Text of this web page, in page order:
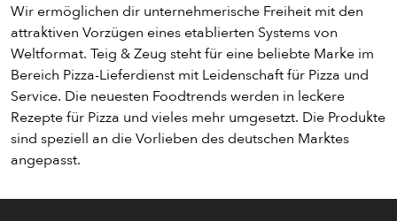
Wir ermöglichen dir unternehmerische Freiheit mit den
attraktiven Vorzügen eines etablierten Systems von
Weltformat. Teig & Zeug steht für eine beliebte Marke im
Bereich Pizza-Lieferdienst mit Leidenschaft für Pizza und
Service. Die neuesten Foodtrends werden in leckere
Rezepte für Pizza und vieles mehr umgesetzt. Die Produkte
sind speziell an die Vorlieben des deutschen Marktes
angepasst.